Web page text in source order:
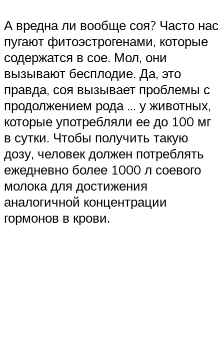
А вредна ли вообще соя? Часто нас
пугают фитоэстрогенами, которые
содержатся в сое. Мол, они
вызывают бесплодие. Да, это
правда, соя вызывает проблемы с
продолжением рода … у животных,
которые употребляли ее до 100 мг
в сутки. Чтобы получить такую
дозу, человек должен потреблять
ежедневно более 1000 л соевого
молока для достижения
аналогичной концентрации
гормонов в крови.